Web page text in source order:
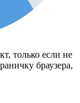
только если не
браузера,